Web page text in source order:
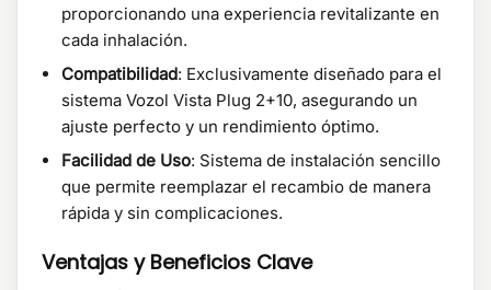
proporcionando una experiencia revitalizante en
cada inhalación.
Compatibilidad: Exclusivamente diseñado para el
sistema Vozol Vista Plug 2+10, asegurando un
ajuste perfecto y un rendimiento óptimo.
Facilidad de Uso: Sistema de instalación sencillo
que permite reemplazar el recambio de manera
rápida y sin complicaciones.
Ventajas y Beneficios Clave